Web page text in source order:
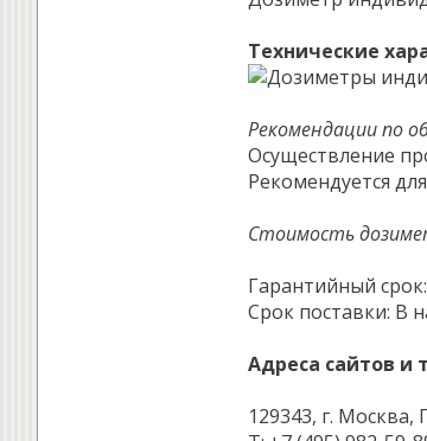
Технические
Рекомендации по
Осуществление
Рекомендуется
Стоимость
Гарантийный
Срок поставки: В
Адреса сайтов и
129343, г. Москва,